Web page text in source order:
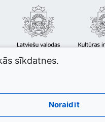
sīkdatnes.
Noraidīt